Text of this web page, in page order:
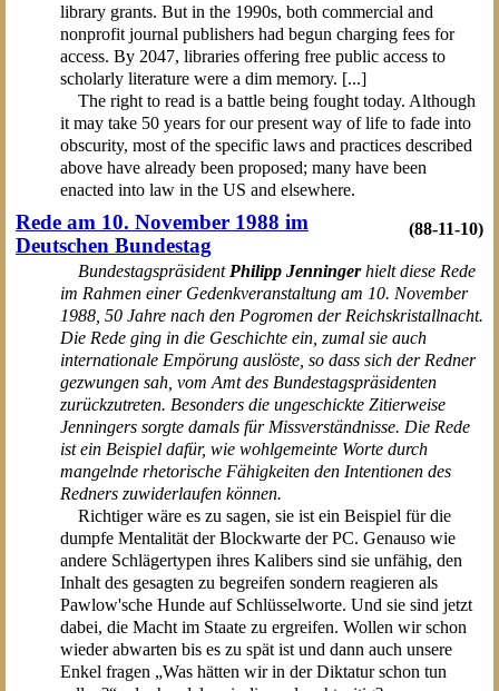
library grants. But in the 1990s, both commercial and
nonprofit journal publishers had begun charging fees for
access. By 2047, libraries offering free public access to
scholarly literature were a dim memory. [...]
The right to read is a battle being fought today. Although
it may take 50 years for our present way of life to fade into
obscurity, most of the specific laws and practices described
above have already been proposed; many have been
enacted into law in the US and elsewhere.
(88-11-10)
Rede am 10. November 1988 im
Deutschen Bundestag
Bundestagspräsident Philipp Jenningerhielt diese Rede
im Rahmen einer Gedenkveranstaltung am 10. November
1988, 50 Jahre nach den Pogromen der Reichskristallnacht.
Die Rede ging in die Geschichte ein, zumal sie auch
internationale Empörung auslöste, so dass sich der Redner
gezwungen sah, vom Amt des Bundestagspräsidenten
zurückzutreten. Besonders die ungeschickte Zitierweise
Jenningers sorgte damals für Missverständnisse. Die Rede
ist ein Beispiel dafür, wie wohlgemeinte Worte durch
mangelnde rhetorische Fähigkeiten den Intentionen des
Redners zuwiderlaufen können.
Richtiger wäre es zu sagen, sie ist ein Beispiel für die
dumpfe Mentalität der Blockwarte der PC. Genauso wie
andere Schlägertypen ihres Kalibers sind sie unfähig, den
Inhalt des gesagten zu begreifen sondern reagieren als
Pawlow'sche Hunde auf Schlüsselworte. Und sie sind jetzt
dabei, die Macht im Staate zu ergreifen. Wollen wir schon
wieder abwarten bis es zu spät ist und dann auch unsere
Enkel fragen „Was hätten wir in der Diktatur schon tun